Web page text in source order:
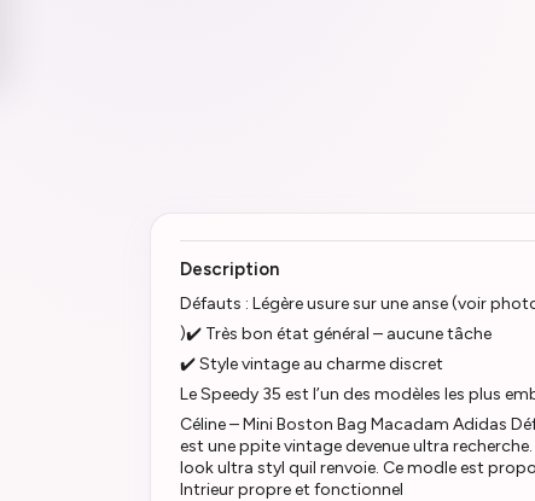
Description
Défauts : Légère usure sur une anse (voir
)✔️ Très bon état général – aucune tâche
✔️ Style vintage au charme discret
Le Speedy 35 est l’un des modèles les plus
Céline – Mini Boston Bag Macadam Adidas
est une ppite vintage devenue ultra
look ultra styl quil renvoie. Ce modle est
Intrieur propre et fonctionnel